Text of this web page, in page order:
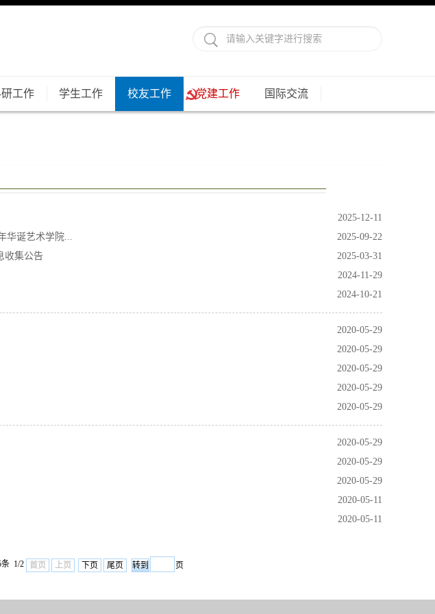
工作 学生工作 校友工作 党建工作 国际交流
2025-12-11
2025-09-22
华诞艺术学院...
2025-03-31
收集公告
2024-11-29
2024-10-21
2020-05-29
2020-05-29
2020-05-29
2020-05-29
2020-05-29
2020-05-29
2020-05-29
2020-05-29
2020-05-11
2020-05-11
条 1/2 首页 上页 下页 尾页 页